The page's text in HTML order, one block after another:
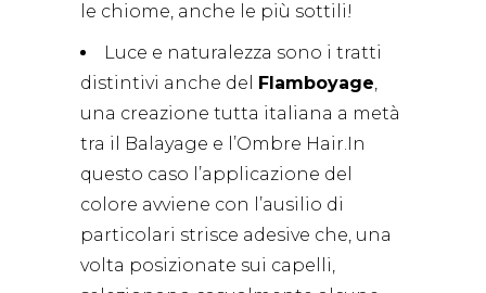
le chiome, anche le più sottili!
Luce e naturalezza sono i tratti
distintivi anche del Flamboyage,
una creazione tutta italiana a metà
tra il Balayage e l’Ombre Hair.In
questo caso l’applicazione del
colore avviene con l’ausilio di
particolari strisce adesive che, una
volta posizionate sui capelli,